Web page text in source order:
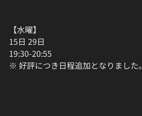
【水曜】
15日 29日
19:30-20:55
※ 好評につき日程追加となりました。